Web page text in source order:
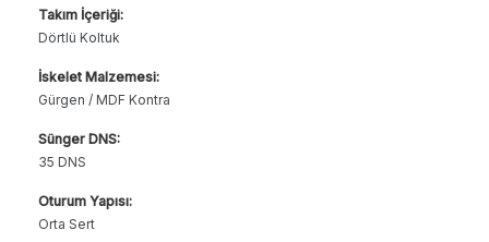
Takım İçeriği:
Dörtlü Koltuk
İskelet Malzemesi:
Gürgen / MDF Kontra
Sünger DNS:
35 DNS
Oturum Yapısı:
Orta Sert